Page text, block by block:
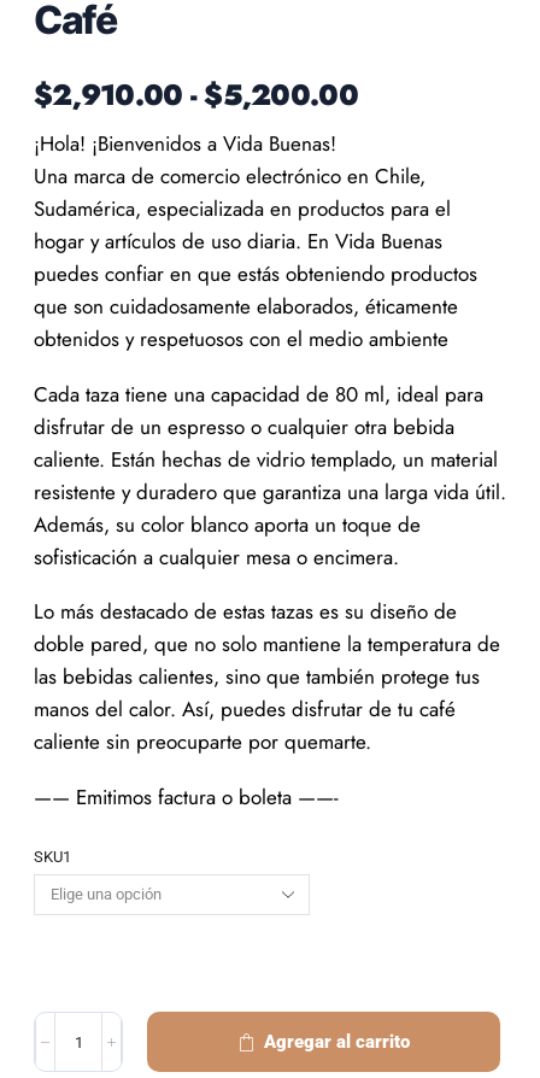
Café
$2,910.00 -$5,200.00
¡Hola! ¡Bienvenidos a Vida Buenas!
Una marca de comercio electrónico en Chile,
Sudamérica, especializada en productos para el
hogar y artículos de uso diaria. En Vida Buenas
puedes confiar en que estás obteniendo productos
que son cuidadosamente elaborados, éticamente
obtenidos y respetuosos con el medio ambiente
Cada taza tiene una capacidad de 80 ml, ideal para
disfrutar de un espresso o cualquier otra bebida
caliente. Están hechas de vidrio templado, un material
resistente y duradero que garantiza una larga vida útil.
Además, su color blanco aporta un toque de
sofisticación a cualquier mesa o encimera.
Lo más destacado de estas tazas es su diseño de
doble pared, que no solo mantiene la temperatura de
las bebidas calientes, sino que también protege tus
manos del calor. Así, puedes disfrutar de tu café
caliente sin preocuparte por quemarte.
—— Emitimos factura o boleta ——-
SKU1
Agregar al carrito